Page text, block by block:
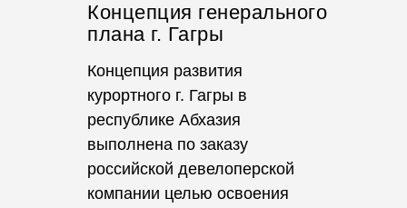
Концепция генерального
плана г. Гагры
Концепция развития
курортного г. Гагры в
республике Абхазия
выполнена по заказу
российской девелоперской
компании целью освоения